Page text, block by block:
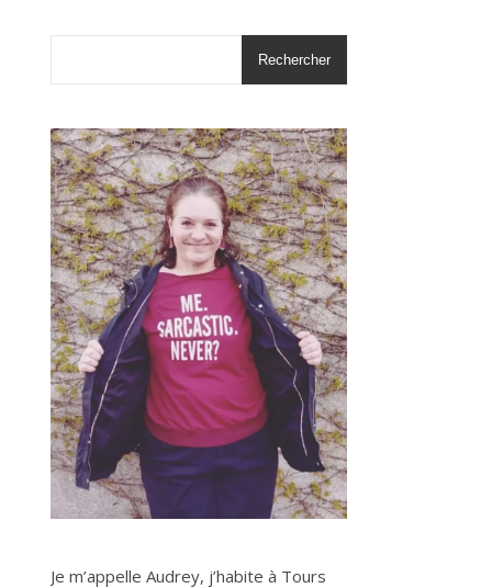
Rechercher
Je m’appelle Audrey, j’habite à Tours